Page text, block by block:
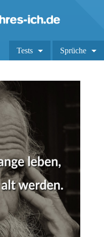
Tests Sprüche